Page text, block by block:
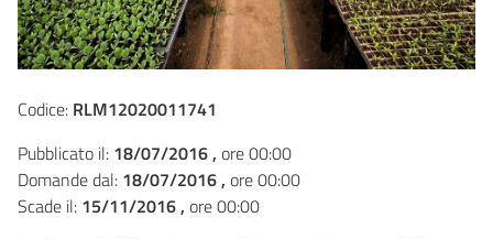
Codice: RLM12020011741
Pubblicato il: 18/07/2016 , ore 00:00
Domande dal: 18/07/2016 , ore 00:00
Scade il: 15/11/2016 , ore 00:00